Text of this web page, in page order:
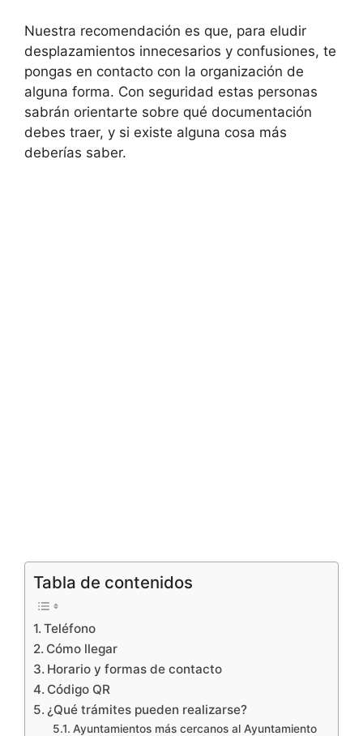
Nuestra recomendación es que, para eludir
desplazamientos innecesarios y confusiones, te
pongas en contacto con la organización de
alguna forma. Con seguridad estas personas
sabrán orientarte sobre qué documentación
debes traer, y si existe alguna cosa más
deberías saber.
Tabla de contenidos
Teléfono
Cómo llegar
Horario y formas de contacto
Código QR
¿Qué trámites pueden realizarse?
Ayuntamientos más cercanos al Ayuntamiento